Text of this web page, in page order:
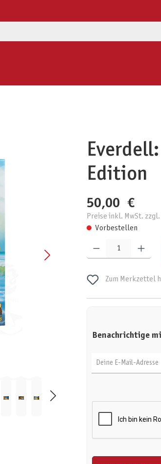
Edition
50,00 €
Preise inkl. MwSt.
Vorbestellen
Zum Merkzettel
Benachrichtige